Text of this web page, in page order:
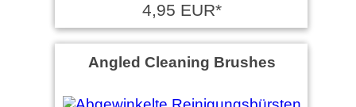
4,95 EUR*
Angled Cleaning Brushes